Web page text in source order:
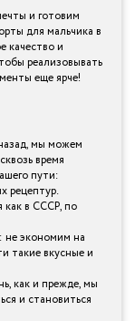
и готовим
для мальчика в
качество и
реализовывать
еще ярче!
мы можем
время
пути:
рецептур.
как в СССР, по
не экономим на
такие вкусные и
как и прежде, мы
и становиться